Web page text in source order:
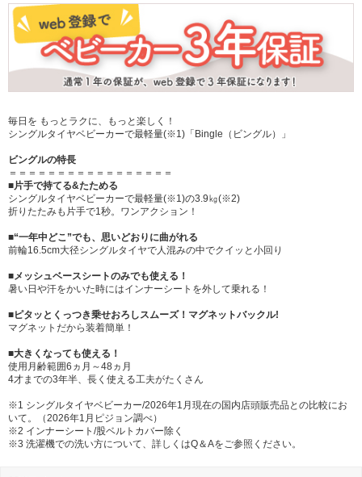
毎日を もっとラクに、もっと楽しく！
シングルタイヤベビーカーで最軽量(※1)「Bingle（ビングル）」
ビングルの特長
＝＝＝＝＝＝＝＝＝＝＝＝＝＝＝＝＝
■片手で持てる&たためる
シングルタイヤベビーカーで最軽量(※1)の3.9㎏(※2)
折りたたみも片手で1秒。ワンアクション！
■“一年中どこ”でも、思いどおりに曲がれる
前輪16.5cm大径シングルタイヤで人混みの中でクイッと小回り
■メッシュベースシートのみでも使える！
暑い日や汗をかいた時にはインナーシートを外して乗れる！
■ピタッとくっつき乗せおろしスムーズ！マグネットバックル!
マグネットだから装着簡単！
■大きくなっても使える！
使用月齢範囲6ヵ月～48ヵ月
4才までの3年半、長く使える工夫がたくさん
※1 シングルタイヤベビーカー/2026年1月現在の国内店頭販売品との比較にお
いて。（2026年1月ピジョン調べ）
※2 インナーシート/股ベルトカバー除く
※3 洗濯機での洗い方について、詳しくはQ＆Aをご参照ください。